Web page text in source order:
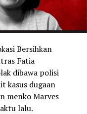
Bersihkan
Fatia
dibawa polisi
kasus dugaan
menko Marves
lalu.